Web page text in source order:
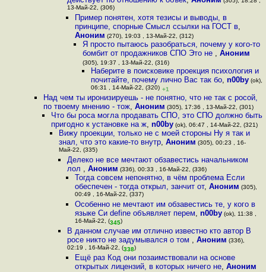
13-Май-22, (306)
Пример понятен, хотя тезисы и выводы, в
принципе, спорные Смысл ссылки на ГОСТ в,
Аноним (270), 19:03 , 13-Май-22, (312)
Я просто пытаюсь разобраться, почему у кого-то
бомбит от продажников СПО Это не ,Аноним
(305), 19:37 , 13-Май-22, (316)
Наберите в поисковике проекция психология и
почитайте, почему лично Вас так бо, n00by(ok),
06:31 , 14-Май-22, (320) +1
Над чем ты иронизируешь - не понятно, что не так с росой,
по твоему мнению - тож, Аноним (305), 17:36 , 13-Май-22, (301)
Что бы роса могла продавать СПО, это СПО должно быть
пригодно к установке на ж, n00by(ok), 06:47 , 14-Май-22, (321)
Вижу проекции, только не с моей стороны Ну я так и
знал, что это какие-то внутр,Аноним (305), 00:23 , 16-
Май-22, (335)
Делеко не все мечтают обзавестись начальником
лол , Аноним (336), 00:33 , 16-Май-22, (336)
Тогда совсем непонятно, в чём проблема Если
обеспечен - тогда открыл, занчит от, Аноним (305),
00:49 , 16-Май-22, (337)
Особенно не мечтают им обзавестись те, у кого в
языке Си define объявляет перем, n00by(ok), 11:38 ,
16-Май-22, (345)
В данном случае им отлично известно кто автор В
росе никто не задумывался о том , Аноним (336),
02:19 , 16-Май-22, (338)
Ещё раз Код они позаимствовали на основе
открытых лицензий, в которых ничего не, Аноним